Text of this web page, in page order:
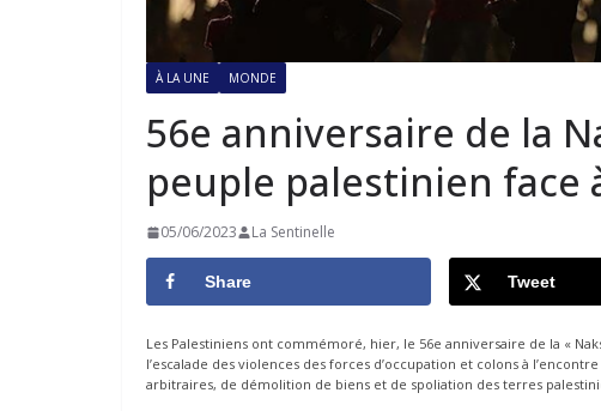
À LA UNE MONDE
56e anniversaire de la
peuple palestinien face
05/06/2023 La Sentinelle
Share Tweet
Les Palestiniens ont commémoré, hier, le 56e anniversaire de la «
l’escalade des violences des forces d’occupation et colons à
arbitraires, de démolition de biens et de spoliation des terres